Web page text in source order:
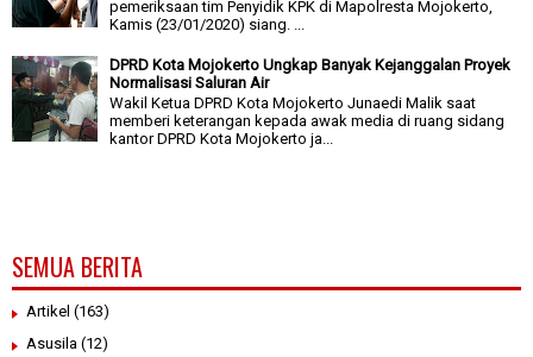
pemeriksaan tim Penyidik KPK di Mapolresta Mojokerto,
Kamis (23/01/2020) siang. ...
DPRD Kota Mojokerto Ungkap Banyak Kejanggalan Proyek
Normalisasi Saluran Air
Wakil Ketua DPRD Kota Mojokerto Junaedi Malik saat
memberi keterangan kepada awak media di ruang sidang
kantor DPRD Kota Mojokerto ja...
SEMUA BERITA
Artikel (163)
Asusila (12)